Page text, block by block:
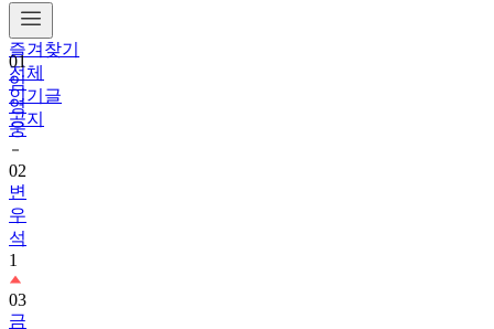
즐겨찾기
전체
인기글
공지
01
임
영
웅
02
변
우
석
1
03
금